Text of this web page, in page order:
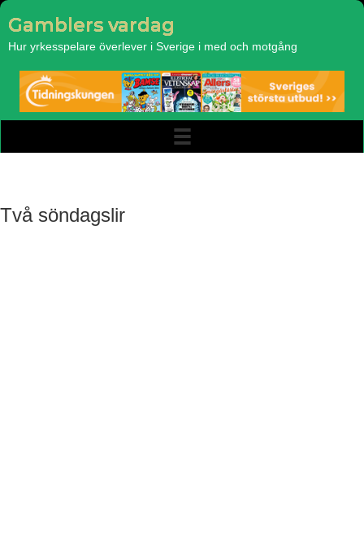
Gamblers vardag
Hur yrkesspelare överlever i Sverige i med och motgång
Två söndagslir